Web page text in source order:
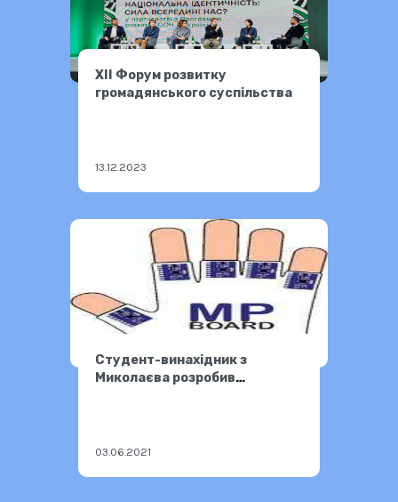
XII Форум розвитку
громадянського суспільства
13.12.2023
Студент-винахідник з
Миколаєва розробив
03.06.2021